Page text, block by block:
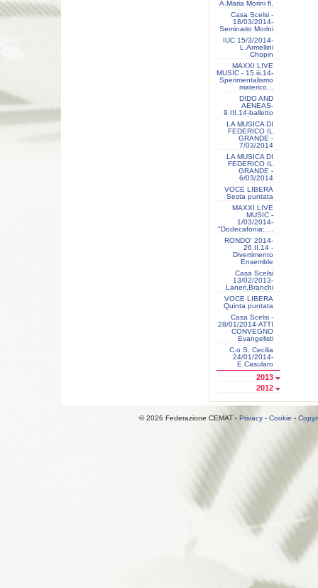
A.Maria Morini fl.
Casa Scelsi -
18/03/2014-
Seminario Morini
IUC 15/3/2014-
L.Armellini
Chopin
MAXXI LIVE
MUSIC - 15.iii.14-
Sperimentalismo
materico...
DIDO AND
AENEAS-
9.III.14-balletto
LA MUSICA DI
FEDERICO IL
GRANDE -
7/03/2014
LA MUSICA DI
FEDERICO IL
GRANDE -
6/03/2014
VOCE LIBERA
Sesta puntata
MAXXI LIVE
MUSIC -
1/03/2014-
"Dodecafonia:....
RONDO' 2014-
26.II.14 -
Divertimento
Ensemble
Casa Scelsi
13/02/2013-
Laneri,Branchi
VOCE LIBERA
Quinta puntata
Casa Scelsi -
28/01/2014-ATTI
CONVEGNO
Evangelisti
C.o S. Cecilia
24/01/2014-
E.Casularo
2013
2012
© 2026 Federazione CEMAT - Privacy - Cookie -